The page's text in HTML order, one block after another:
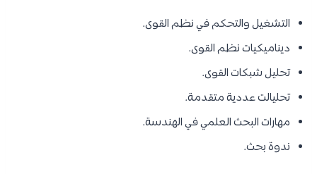
التشغيل والتحكم في نظم القوى.
ديناميكيات نظم القوى.
تحليل شبكات القوى.
تحليالت عددية متقدمة.
مهارات البحث العلمي في الهندسة.
ندوة بحث.